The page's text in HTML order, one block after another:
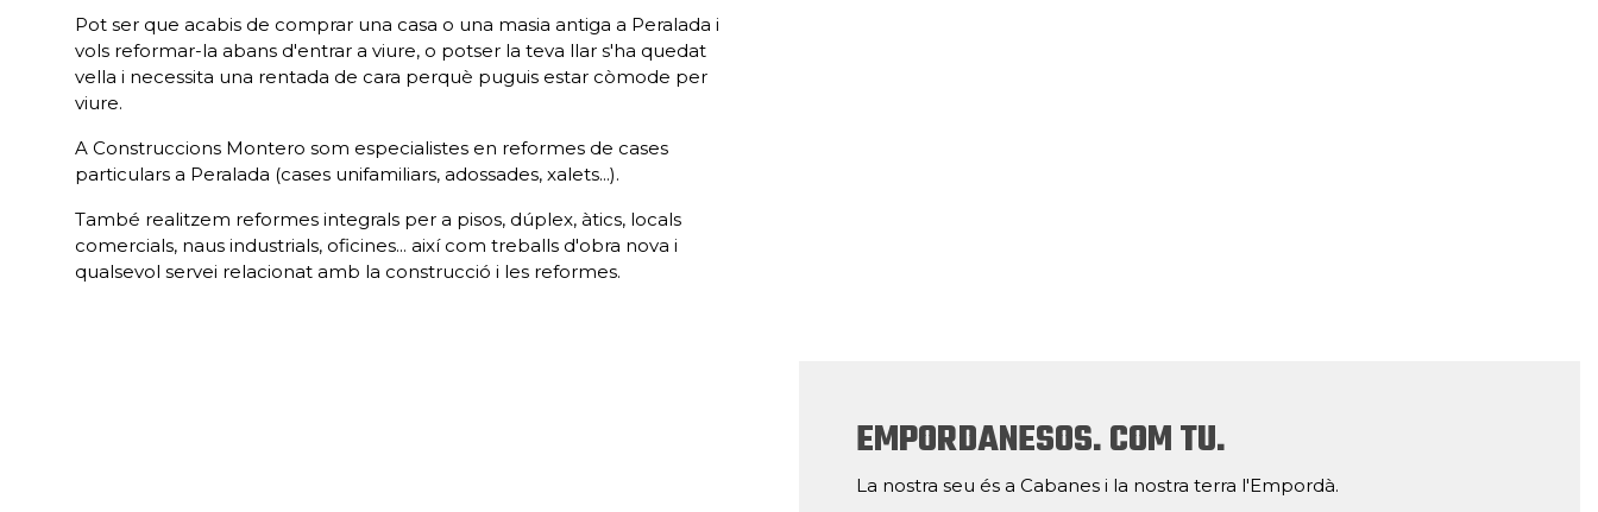
Pot ser que acabis de comprar una casa o una masia antiga a Peralada i
vols reformar-la abans d'entrar a viure, o potser la teva llar s'ha quedat
vella i necessita una rentada de cara perquè puguis estar còmode per
viure.
A Construccions Montero som especialistes en reformes de cases
particulars a Peralada (cases unifamiliars, adossades, xalets...).
També realitzem reformes integrals per a pisos, dúplex, àtics, locals
comercials, naus industrials, oficines... així com treballs d'obra nova i
qualsevol servei relacionat amb la construcció i les reformes.
EMPORDANESOS. COM TU.
La nostra seu és a Cabanes i la nostra terra l'Empordà.